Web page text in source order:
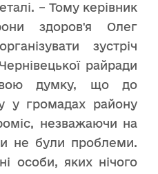
– Тому керівник
здоров'я Олег
зустріч
райради
думку, що до
у громадах району
незважаючи на
не були проблеми.
особи, яких нічого